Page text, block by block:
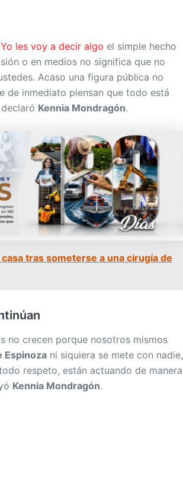
Yo les voy a decir algo el simple hecho
o en medios no significa que no
Acaso una figura pública no
de inmediato piensan que todo está
Kennia Mondragón.
tras someterse a una cirugía de
no crecen porque nosotros mismos
Espinoza ni siquiera se mete con nadie,
respeto, están actuando de manera
Kennia Mondragón.